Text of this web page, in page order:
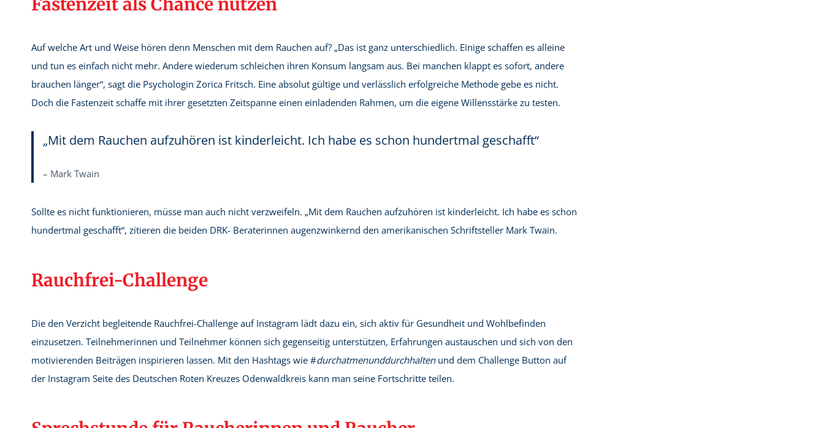
Auf welche Art und Weise hören denn Menschen mit dem Rauchen auf? „Das ist ganz unterschiedlich. Einige schaffen es alleine
und tun es einfach nicht mehr. Andere wiederum schleichen ihren Konsum langsam aus. Bei manchen klappt es sofort, andere
brauchen länger“, sagt die Psychologin Zorica Fritsch. Eine absolut gültige und verlässlich erfolgreiche Methode gebe es nicht.
Doch die Fastenzeit schaffe mit ihrer gesetzten Zeitspanne einen einladenden Rahmen, um die eigene Willensstärke zu testen.
„Mit dem Rauchen aufzuhören ist kinderleicht. Ich habe es schon hundertmal geschafft“
– Mark Twain
Sollte es nicht funktionieren, müsse man auch nicht verzweifeln. „Mit dem Rauchen aufzuhören ist kinderleicht. Ich habe es schon
hundertmal geschafft“, zitieren die beiden DRK- Beraterinnen augenzwinkernd den amerikanischen Schriftsteller Mark Twain.
Rauchfrei-Challenge
Die den Verzicht begleitende Rauchfrei-Challenge auf Instagram lädt dazu ein, sich aktiv für Gesundheit und Wohlbefinden
einzusetzen. Teilnehmerinnen und Teilnehmer können sich gegenseitig unterstützen, Erfahrungen austauschen und sich von den
motivierenden Beiträgen inspirieren lassen. Mit den Hashtags wie #durchatmenunddurchhalten und dem Challenge Button auf
der Instagram Seite des Deutschen Roten Kreuzes Odenwaldkreis kann man seine Fortschritte teilen.